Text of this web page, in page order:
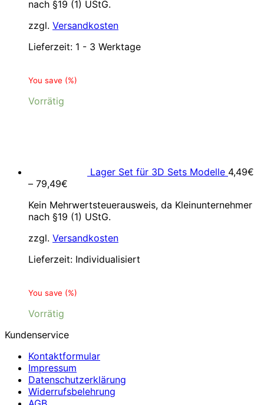
nach §19 (1) UStG.
zzgl. Versandkosten
Lieferzeit: 1 - 3 Werktage
You save (%)
Vorrätig
Lager Set für 3D Sets Modelle 4,49€
– 79,49€
Kein Mehrwertsteuerausweis, da Kleinunternehmer
nach §19 (1) UStG.
zzgl. Versandkosten
Lieferzeit: Individualisiert
You save (%)
Vorrätig
Kundenservice
Kontaktformular
Impressum
Datenschutzerklärung
Widerrufsbelehrung